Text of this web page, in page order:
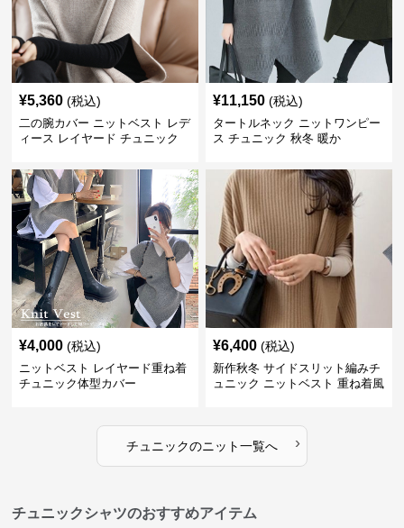
¥5,360 (税込)
二の腕カバー ニットベスト レデ
ィース レイヤード チュニック
¥11,150 (税込)
タートルネック ニットワンピー
ス チュニック 秋冬 暖か
¥4,000 (税込)
ニットベスト レイヤード重ね着
チュニック体型カバー
¥6,400 (税込)
新作秋冬 サイドスリット編みチ
ュニック ニットベスト 重ね着風
チュニックのニット一覧へ ›
チュニックシャツのおすすめアイテム